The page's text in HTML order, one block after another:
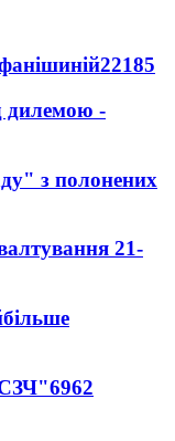
22185
дилемою -
з полонених
21-
6962